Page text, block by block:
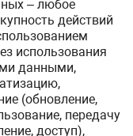
– любое
действий
использования
данными,
(обновление,
передачу
доступ),